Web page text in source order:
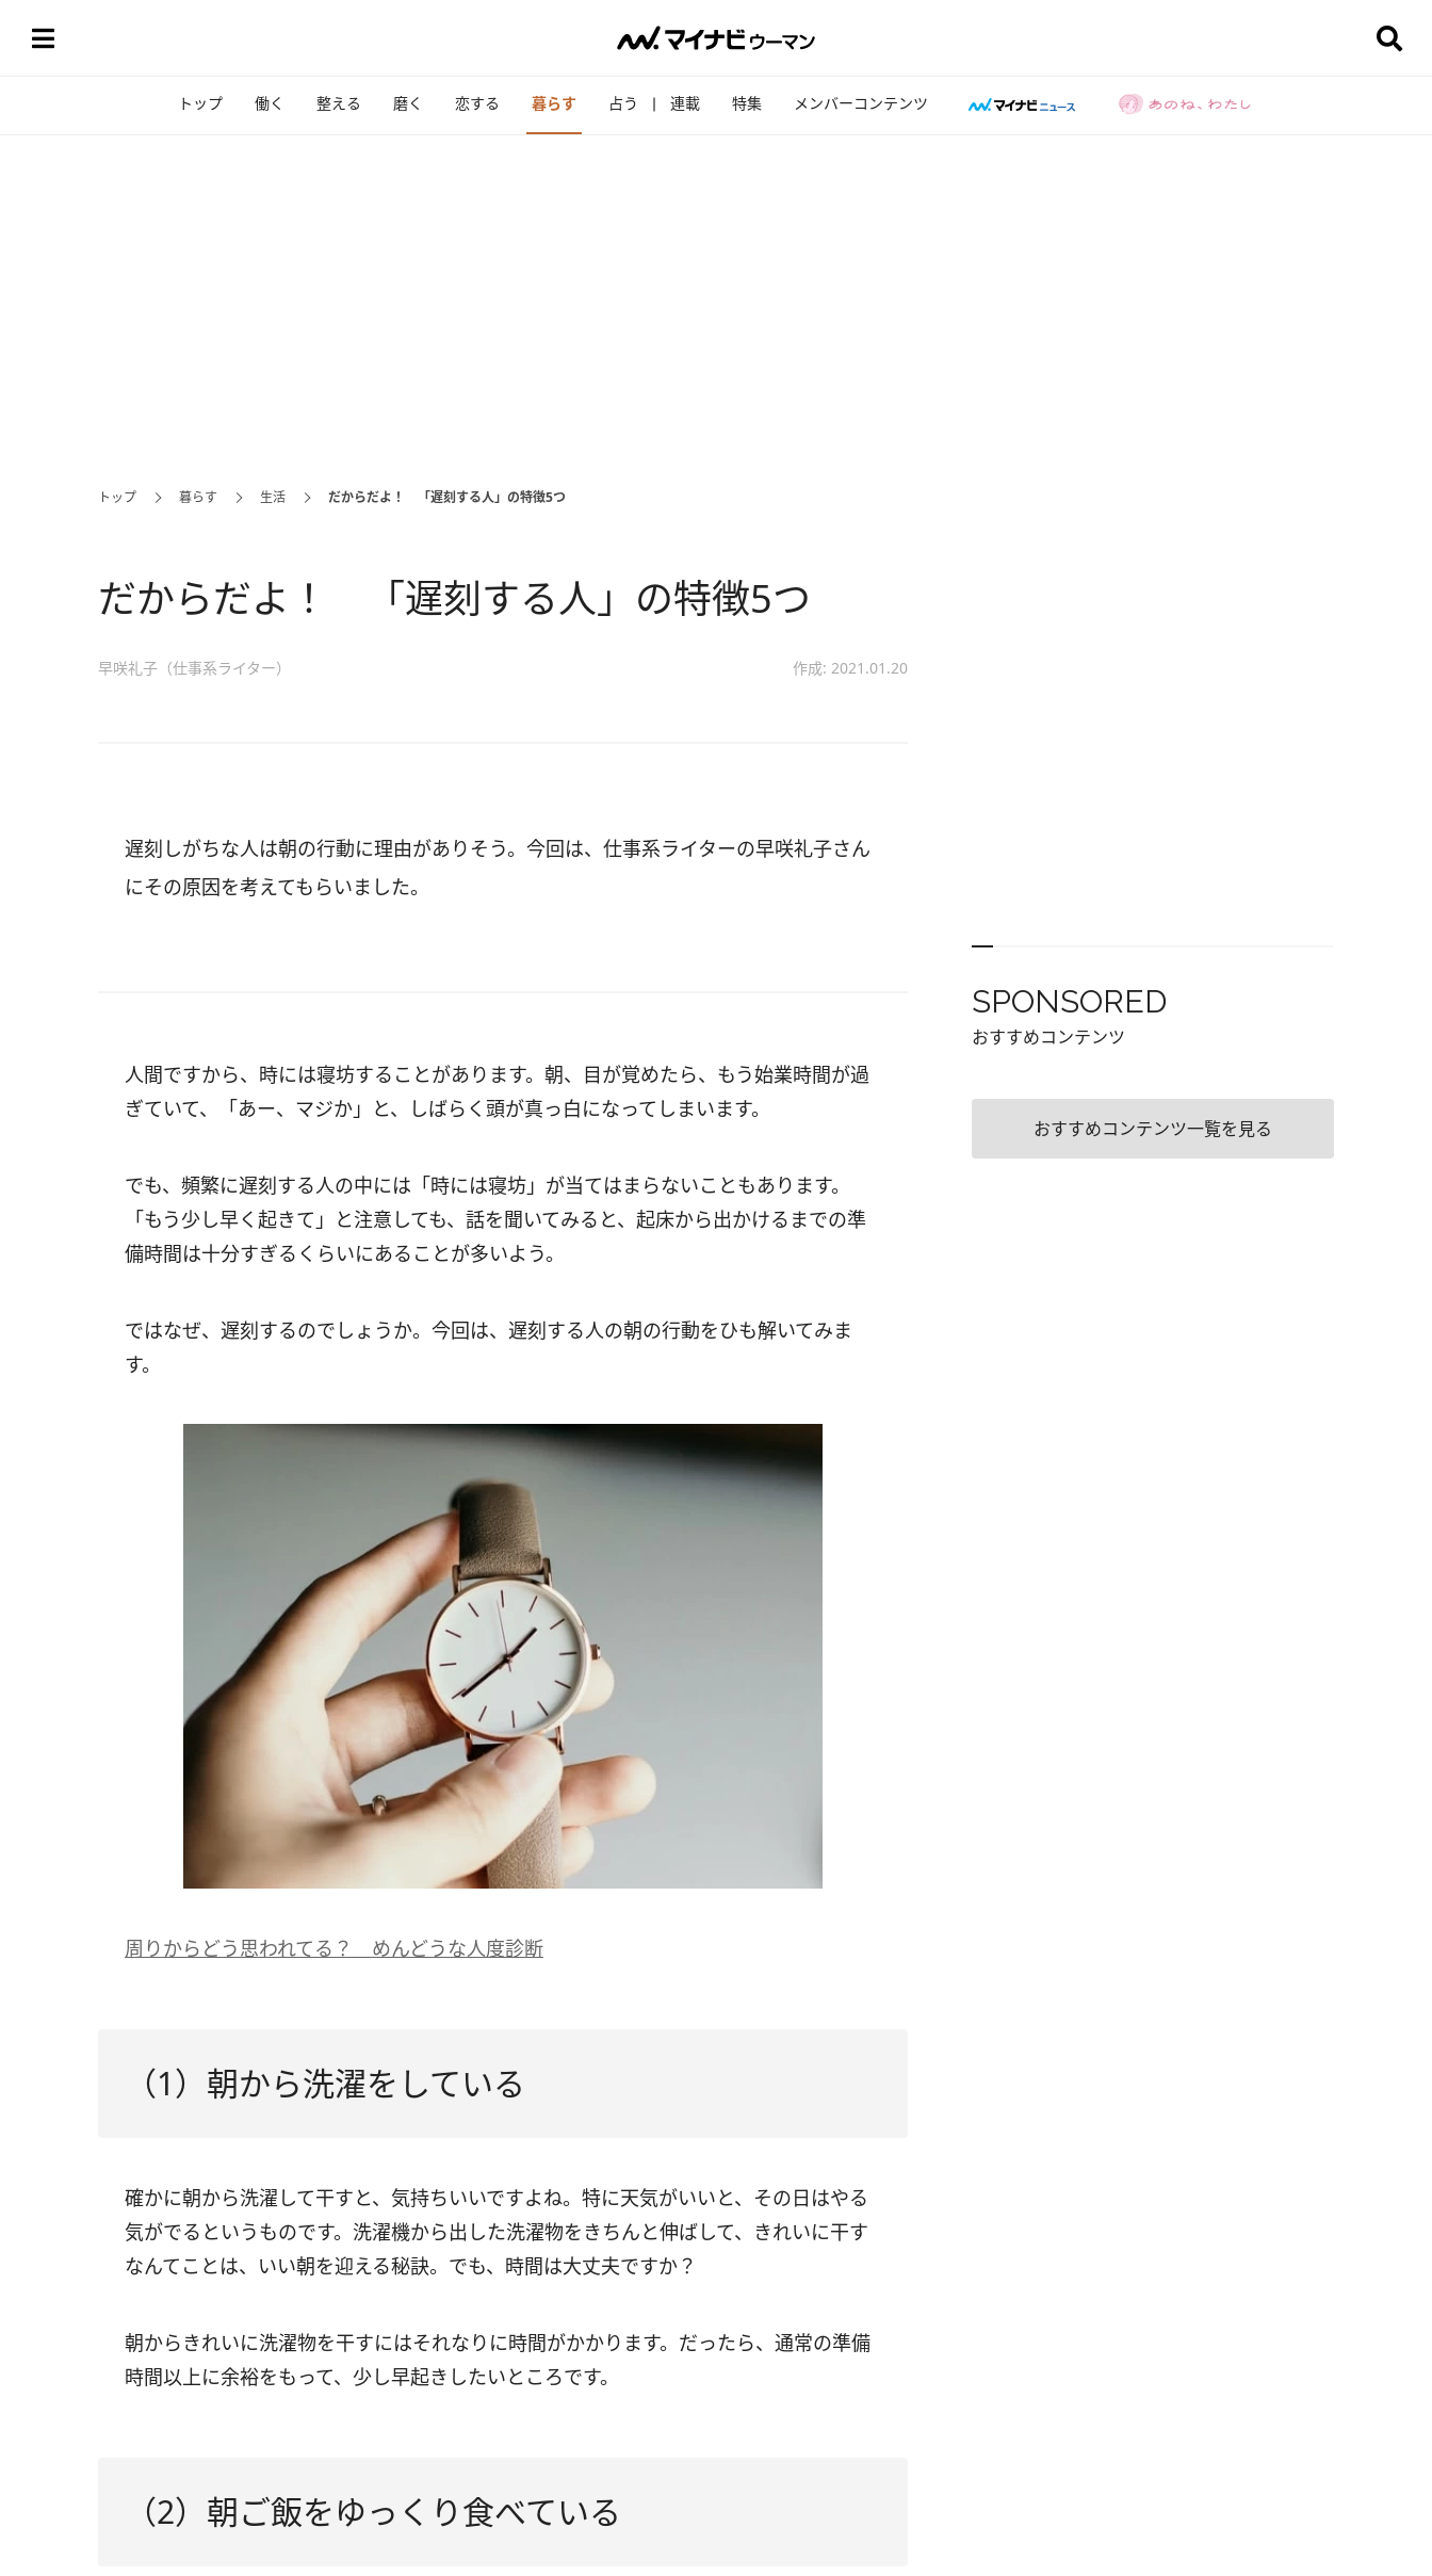
トップ 働く 整える 磨く 恋する 暮らす 占う 連載 特集 メンバーコンテンツ
トップ 暮らす 生活 だからだよ！ 「遅刻する人」の特徴5つ
だからだよ！ 「遅刻する人」の特徴5つ
早咲礼子（仕事系ライター） 作成: 2021.01.20
遅刻しがちな人は朝の行動に理由がありそう。今回は、仕事系ライターの早咲礼子さん
にその原因を考えてもらいました。
人間ですから、時には寝坊することがあります。朝、目が覚めたら、もう始業時間が過
ぎていて、「あー、マジか」と、しばらく頭が真っ白になってしまいます。
でも、頻繁に遅刻する人の中には「時には寝坊」が当てはまらないこともあります。
「もう少し早く起きて」と注意しても、話を聞いてみると、起床から出かけるまでの準
備時間は十分すぎるくらいにあることが多いよう。
ではなぜ、遅刻するのでしょうか。今回は、遅刻する人の朝の行動をひも解いてみま
す。
周りからどう思われてる？ めんどうな人度診断
（1）朝から洗濯をしている
確かに朝から洗濯して干すと、気持ちいいですよね。特に天気がいいと、その日はやる
気がでるというものです。洗濯機から出した洗濯物をきちんと伸ばして、きれいに干す
なんてことは、いい朝を迎える秘訣。でも、時間は大丈夫ですか？
朝からきれいに洗濯物を干すにはそれなりに時間がかかります。だったら、通常の準備
時間以上に余裕をもって、少し早起きしたいところです。
（2）朝ご飯をゆっくり食べている
SPONSORED
おすすめコンテンツ
おすすめコンテンツ一覧を見る